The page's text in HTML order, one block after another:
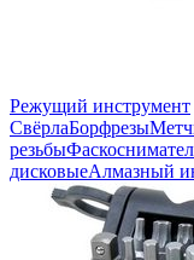
Режущий инструмент
СвёрлаБорфрезы
резьбы
дисковыеАлмазный